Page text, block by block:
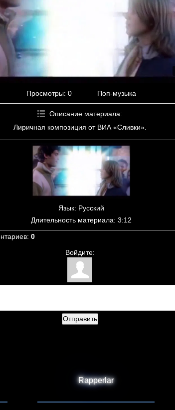
Просмотры: 0 Поп-музыка
Описание материала:
Лиричная композиция от ВИА «Сливки».
Язык: Русский
Длительность материала: 3:12
: 0
Войдите:
Отправить
Rapperlar